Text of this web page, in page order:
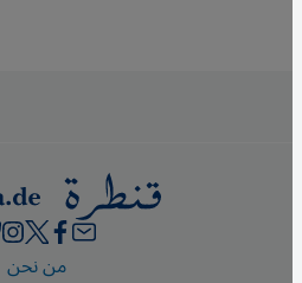
Footer
من نحن